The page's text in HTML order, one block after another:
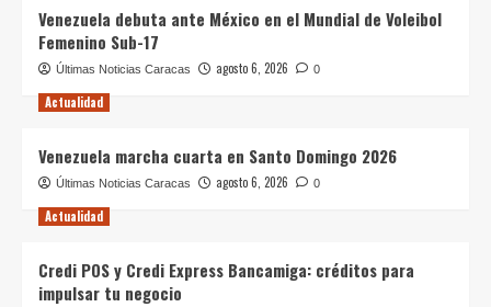
Venezuela debuta ante México en el Mundial de Voleibol
Femenino Sub-17
Últimas Noticias Caracas agosto 6, 2026 0
Actualidad
Venezuela marcha cuarta en Santo Domingo 2026
Últimas Noticias Caracas agosto 6, 2026 0
Actualidad
Credi POS y Credi Express Bancamiga: créditos para
impulsar tu negocio